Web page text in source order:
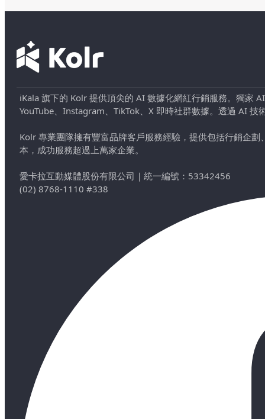
iKala 旗下的 Kolr 提供頂尖的 AI 數據化網紅行銷服務。獨家
YouTube、Instagram、TikTok、X 即時社群數據。透過 AI
Kolr 專業團隊擁有豐富品牌客戶服務經驗，提供包括行銷企
本，成功服務超過上萬家企業。
愛卡拉互動媒體股份有限公司 ｜ 統一編號：53342456
(02) 8768-1110 #338